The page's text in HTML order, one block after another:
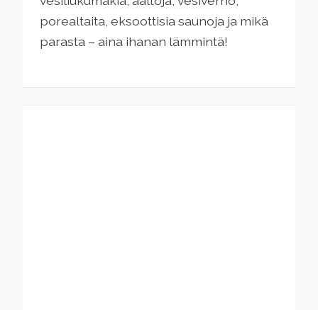
porealtaita, eksoottisia saunoja ja mikä
parasta – aina ihanan lämmintä!